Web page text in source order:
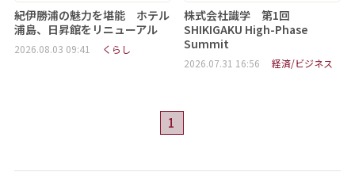
紀伊勝浦の魅力を堪能 ホテル
浦島、日昇館をリニューアル
2026.08.03 09:41 くらし
株式会社識学 第1回
SHIKIGAKU High-Phase
Summit
2026.07.31 16:56 経済/ビジネス
1